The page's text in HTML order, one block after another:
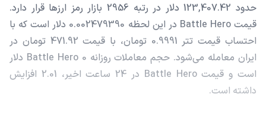
حدود 123,407.42 دلار در رتبه 2956 بازار رمز ارزها قرار دارد.
قیمت Battle Hero در این لحظه 0.002479390 دلار است که با
احتساب قیمت تتر 0.9991 تومان، با قیمت 471.92 تومان در
ایران معامله می‌شود. حجم معاملات روزانه Battle Hero 0 دلار
است و قیمت Battle Hero در 24 ساعت اخیر، 2.01 افزایش
داشته است.